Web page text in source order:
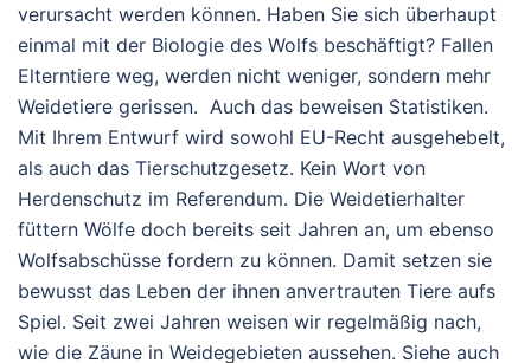
verursacht werden können. Haben Sie sich überhaupt
einmal mit der Biologie des Wolfs beschäftigt? Fallen
Elterntiere weg, werden nicht weniger, sondern mehr
Weidetiere gerissen. Auch das beweisen Statistiken.
Mit Ihrem Entwurf wird sowohl EU-Recht ausgehebelt,
als auch das Tierschutzgesetz. Kein Wort von
Herdenschutz im Referendum. Die Weidetierhalter
füttern Wölfe doch bereits seit Jahren an, um ebenso
Wolfsabschüsse fordern zu können. Damit setzen sie
bewusst das Leben der ihnen anvertrauten Tiere aufs
Spiel. Seit zwei Jahren weisen wir regelmäßig nach,
wie die Zäune in Weidegebieten aussehen. Siehe auch